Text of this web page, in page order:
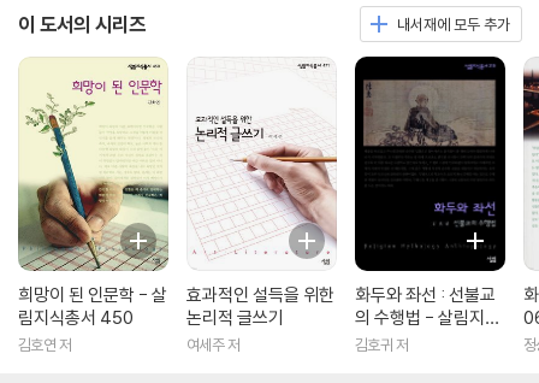
이 도서의 시리즈 내서재에 모두 추가
희망이 된 인문학 - 살
림지식총서 450
김호연 저
효과적인 설득을 위한
논리적 글쓰기
여세주 저
화두와 좌선 : 선불교
의 수행법 - 살림지식
총서 316
김호귀 저